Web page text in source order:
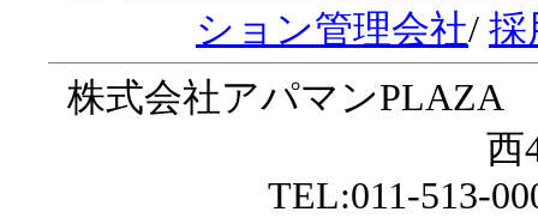
ション管理会社/ 採
株式会社アパマン
西
TEL:011-513-